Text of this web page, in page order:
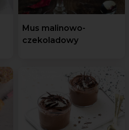
Mus malinowo-
czekoladowy